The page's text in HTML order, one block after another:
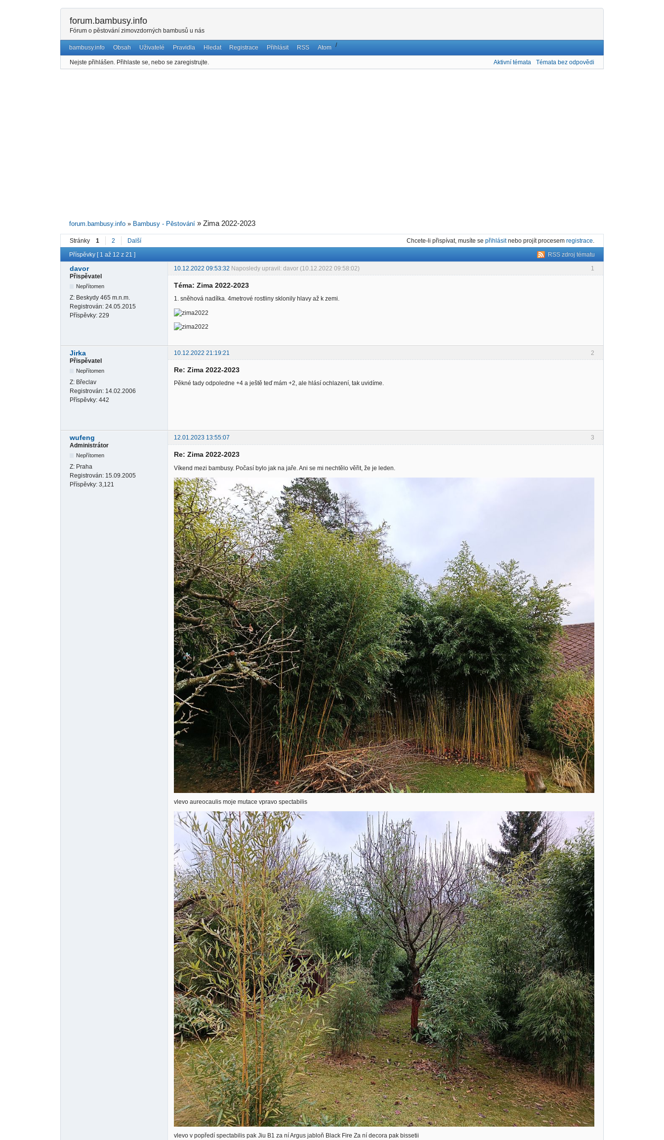
forum.bambusy.info
Fórum o pěstování zimovzdorných bambusů u nás
bambusy.info Obsah Uživatelé Pravidla Hledat Registrace Přihlásit RSS /
Atom
Nejste přihlášen. Přihlaste se, nebo se zaregistrujte. Aktivní témata Témata bez odpovědi
forum.bambusy.info » Bambusy - Pěstování »Zima 2022-2023
Stránky 1 2 Další Chcete-li přispívat, musíte se přihlásitnebo projít procesem registrace.
RSS zdroj tématu
Příspěvky [ 1 až 12 z 21 ]
1
davor 10.12.2022 09:53:32 Naposledy upravil: davor (10.12.2022 09:58:02)
Přispěvatel
Nepřítomen
Z: Beskydy 465 m.n.m.
Registrován: 24.05.2015
Příspěvky: 229
Téma: Zima 2022-2023
1. sněhová nadílka. 4metrové rostliny sklonily hlavy až k zemi.
2
Jirka
10.12.2022 21:19:21
Přispěvatel
Nepřítomen
Z: Břeclav
Registrován: 14.02.2006
Příspěvky: 442
Re: Zima 2022-2023
Pěkné tady odpoledne +4 a ještě teď mám +2, ale hlásí ochlazení, tak uvidíme.
3
wufeng
12.01.2023 13:55:07
Administrátor
Nepřítomen
Z: Praha
Registrován: 15.09.2005
Příspěvky: 3,121
Re: Zima 2022-2023
Víkend mezi bambusy. Počasí bylo jak na jaře. Ani se mi nechtělo věřit, že je leden.
vlevo aureocaulis moje mutace vpravo spectabilis
vlevo v popředí spectabilis pak Jiu B1 za ní Argus jabloň Black Fire Za ní decora pak bissetii